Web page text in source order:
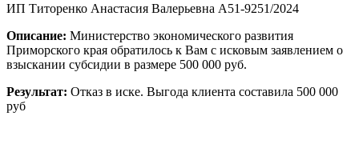
ИП Титоренко Анастасия Валерьевна А51-9251/2024
Описание: Министерство экономического развития
Приморского края обратилось к Вам с исковым заявлением о
взыскании субсидии в размере 500 000 руб.
Результат: Отказ в иске. Выгода клиента составила 500 000
руб